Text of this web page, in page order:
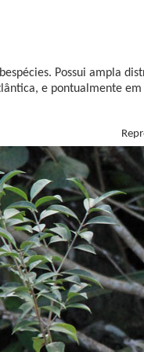
Possui ampla
e pontualmente